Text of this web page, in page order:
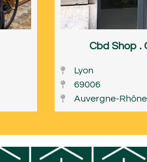
Cbd Shop .
Lyon
69006
Auvergne-